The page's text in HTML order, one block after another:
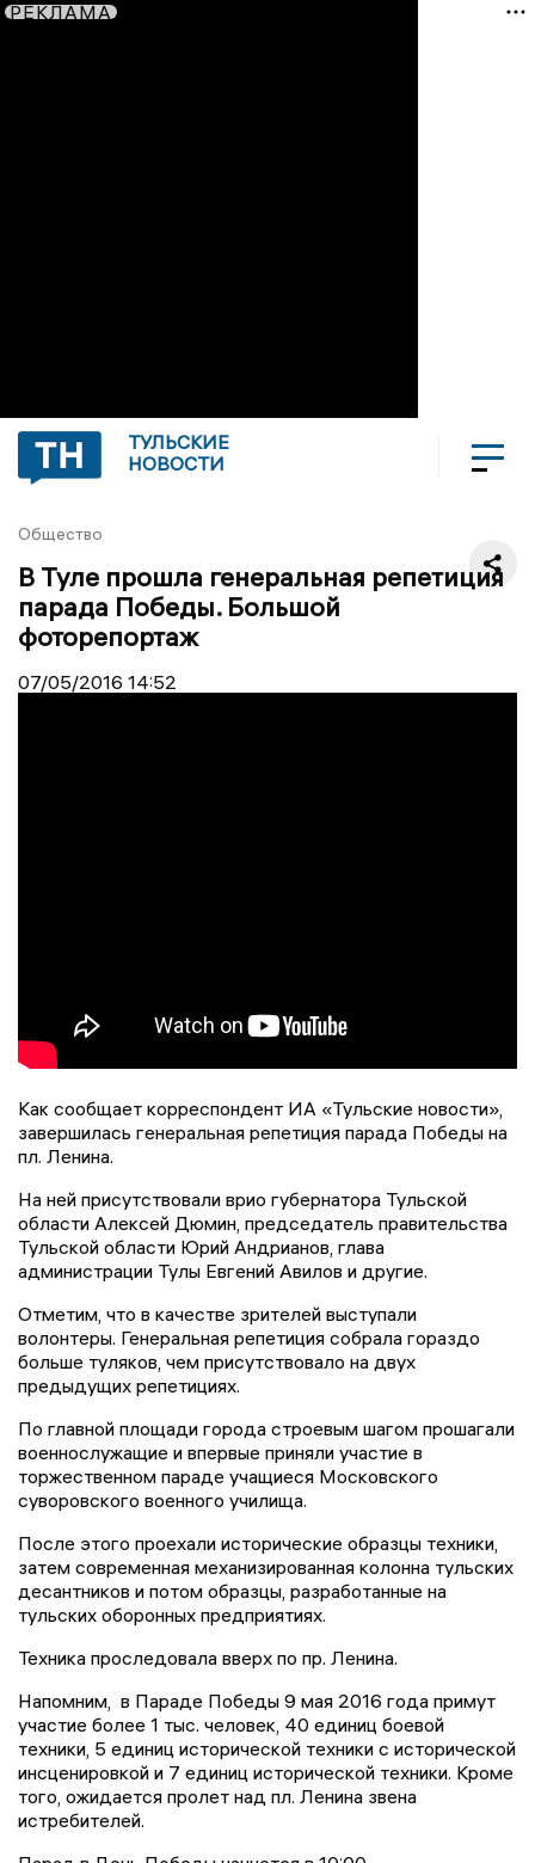
РЕКЛАМА
ТУЛЬСКИЕ
НОВОСТИ
Общество
В Туле прошла генеральная репетиция
парада Победы. Большой
фоторепортаж
07/05/2016 14:52
Как сообщает корреспондент ИА «Тульские новости»,
завершилась генеральная репетиция парада Победы на
пл. Ленина.
На ней присутствовали врио губернатора Тульской
области Алексей Дюмин, председатель правительства
Тульской области Юрий Андрианов, глава
администрации Тулы Евгений Авилов и другие.
Отметим, что в качестве зрителей выступали
волонтеры. Генеральная репетиция собрала гораздо
больше туляков, чем присутствовало на двух
предыдущих репетициях.
По главной площади города строевым шагом прошагали
военнослужащие и впервые приняли участие в
торжественном параде учащиеся Московского
суворовского военного училища.
После этого проехали исторические образцы техники,
затем современная механизированная колонна тульских
десантников и потом образцы, разработанные на
тульских оборонных предприятиях.
Техника проследовала вверх по пр. Ленина.
Напомним, в Параде Победы 9 мая 2016 года примут
участие более 1 тыс. человек, 40 единиц боевой
техники, 5 единиц исторической техники с исторической
инсценировкой и 7 единиц исторической техники. Кроме
того, ожидается пролет над пл. Ленина звена
истребителей.